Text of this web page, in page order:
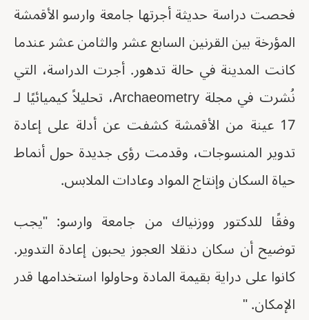
فحصت دراسة حديثة أجرتها جامعة وارسو الأقمشة
المؤرخة بين القرنين السابع عشر والثامن عشر عندما
كانت المدينة في حالة تدهور. أجرت الدراسة، التي
نُشرت في مجلة Archaeometry، تحليلاً كيميائيًا لـ
17 عينة من الأقمشة كشفت عن أدلة على إعادة
تدوير المنسوجات، وقدمت رؤى جديدة حول أنماط
حياة السكان وإنتاج المواد وعادات الملابس.
وفقًا للدكتور ووزنياك من جامعة وارسو: "يجب
توضيح أن سكان دنقلا العجوز يحبون إعادة التدوير.
كانوا على دراية بقيمة المادة وحاولوا استخدامها قدر
الإمكان. "